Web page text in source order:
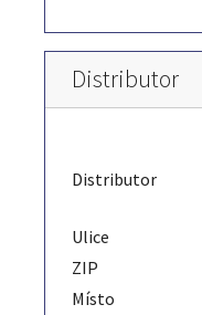
Distributor
Distributor
Ulice
ZIP
Místo